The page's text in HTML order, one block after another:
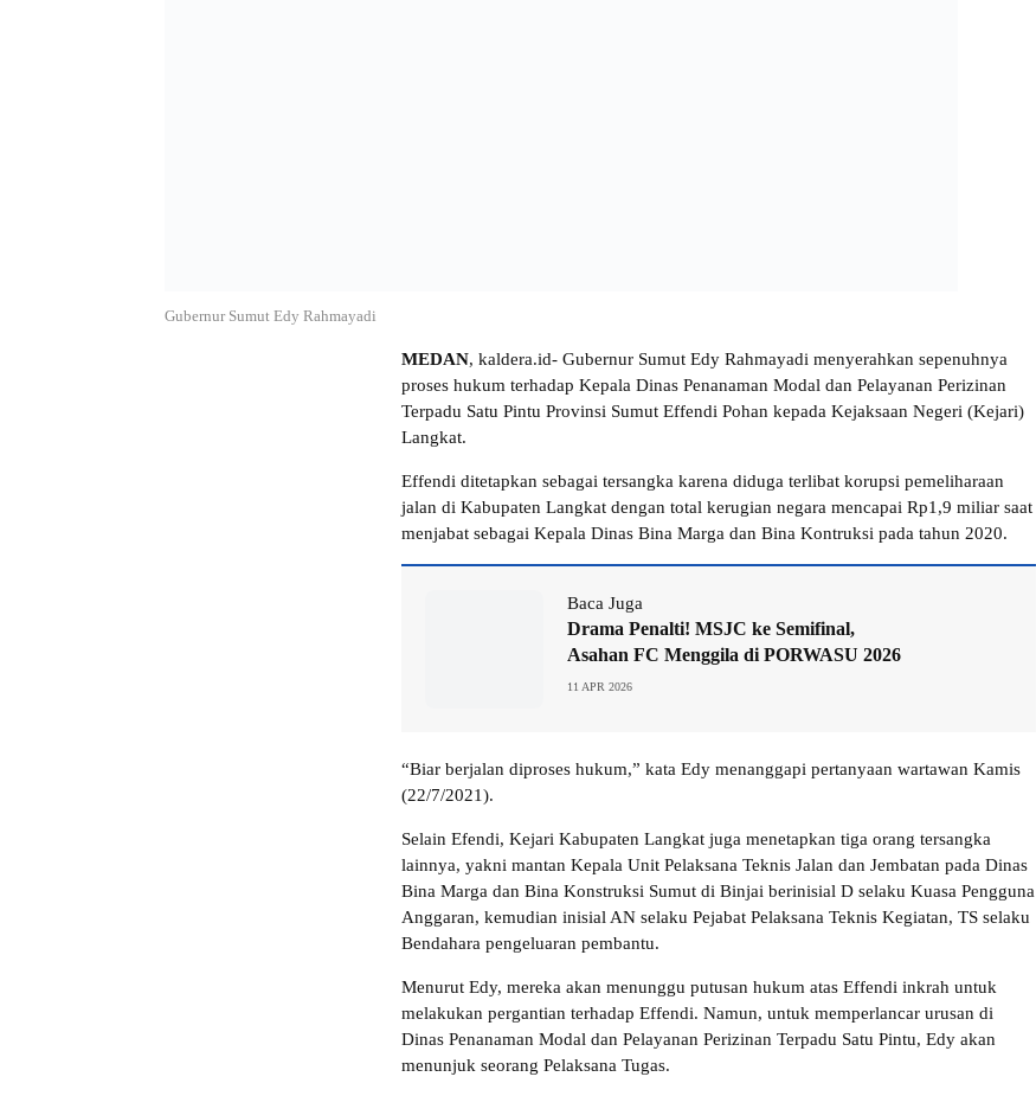
Gubernur Sumut Edy Rahmayadi
MEDAN, kaldera.id- Gubernur Sumut Edy Rahmayadi menyerahkan sepenuhnya
proses hukum terhadap Kepala Dinas Penanaman Modal dan Pelayanan Perizinan
Terpadu Satu Pintu Provinsi Sumut Effendi Pohan kepada Kejaksaan Negeri (Kejari)
Langkat.
Effendi ditetapkan sebagai tersangka karena diduga terlibat korupsi pemeliharaan
jalan di Kabupaten Langkat dengan total kerugian negara mencapai Rp1,9 miliar saat
menjabat sebagai Kepala Dinas Bina Marga dan Bina Kontruksi pada tahun 2020.
Baca Juga
Drama Penalti! MSJC ke Semifinal,
Asahan FC Menggila di PORWASU 2026
11 APR 2026
“Biar berjalan diproses hukum,” kata Edy menanggapi pertanyaan wartawan Kamis
(22/7/2021).
Selain Efendi, Kejari Kabupaten Langkat juga menetapkan tiga orang tersangka
lainnya, yakni mantan Kepala Unit Pelaksana Teknis Jalan dan Jembatan pada Dinas
Bina Marga dan Bina Konstruksi Sumut di Binjai berinisial D selaku Kuasa Pengguna
Anggaran, kemudian inisial AN selaku Pejabat Pelaksana Teknis Kegiatan, TS selaku
Bendahara pengeluaran pembantu.
Menurut Edy, mereka akan menunggu putusan hukum atas Effendi inkrah untuk
melakukan pergantian terhadap Effendi. Namun, untuk memperlancar urusan di
Dinas Penanaman Modal dan Pelayanan Perizinan Terpadu Satu Pintu, Edy akan
menunjuk seorang Pelaksana Tugas.